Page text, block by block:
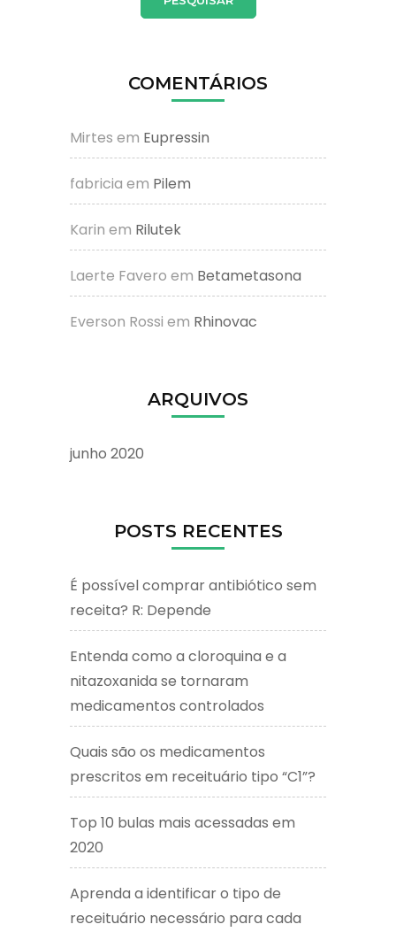
COMENTÁRIOS
Mirtes em Eupressin
fabricia em Pilem
Karin em Rilutek
Laerte Favero em Betametasona
Everson Rossi em Rhinovac
ARQUIVOS
junho 2020
POSTS RECENTES
É possível comprar antibiótico sem
receita? R: Depende
Entenda como a cloroquina e a
nitazoxanida se tornaram
medicamentos controlados
Quais são os medicamentos
prescritos em receituário tipo “C1”?
Top 10 bulas mais acessadas em
2020
Aprenda a identificar o tipo de
receituário necessário para cada